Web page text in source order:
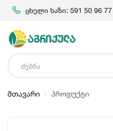
ცხელი ხაზი: 591 50 96 77
მთავარი პროდუქტი